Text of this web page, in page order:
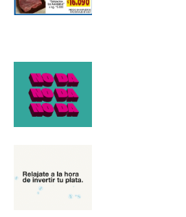
Dirección de correo electrónico
Apellidos